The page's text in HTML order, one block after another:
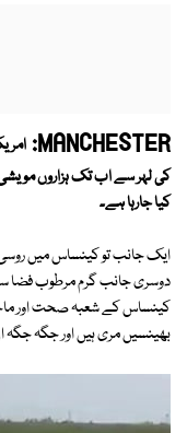
MANCHESTER:
کی لہر سے اب تک ہزاروں
کیا جارہا ہے۔
ایک جانب تو کینساس میں
دوسری جانب گرم مرطوب فضا
بھینسیں مری ہیں اور جگہ جگہ